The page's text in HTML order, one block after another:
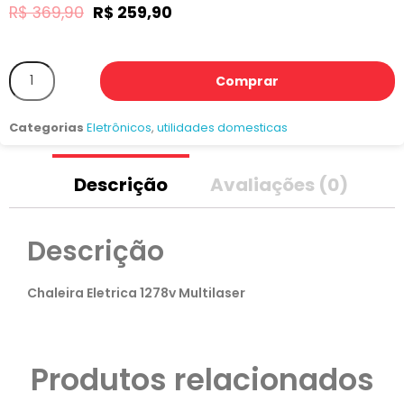
R$369,90 R$ 259,90
Comprar
Categorias Eletrônicos, utilidades domesticas
Descrição Avaliações (0)
Descrição
Chaleira Eletrica 1278v Multilaser
Produtos relacionados